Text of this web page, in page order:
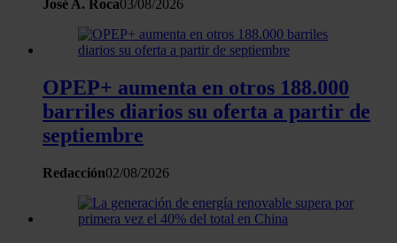
José A. Roca03/08/2026
OPEP+ aumenta en otros 188.000
barriles diarios su oferta a partir de
septiembre
Redacción02/08/2026